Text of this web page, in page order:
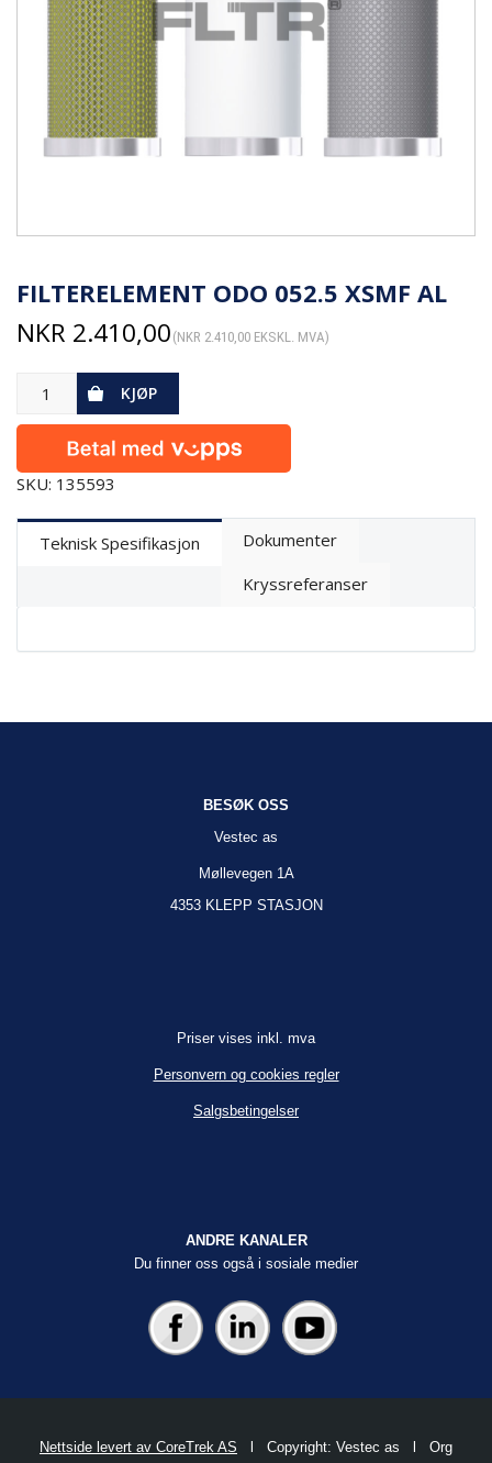
FILTERELEMENT ODO 052.5 XSMF AL
NKR 2.410,00 (NKR 2.410,00 EKSKL. MVA)
KJØP
SKU: 135593
Teknisk Spesifikasjon
Dokumenter
Kryssreferanser
BESØK OSS
Vestec as
Møllevegen 1A
4353 KLEPP STASJON
Priser vises inkl. mva
Personvern og cookies regler
Salgsbetingelser
ANDRE KANALER
Du finner oss også i sosiale medier
Nettside levert av CoreTrek AS l Copyright: Vestec as l Org